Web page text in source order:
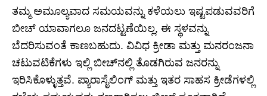
ತಮ್ಮ ಅಮೂಲ್ಯವಾದ ಸಮಯವನ್ನು ಕಳೆಯಲು ಇಷ್ಟಪಡುವವರಿಗೆ
ಬೀಚ್ ಯಾವಾಗಲೂ ಜನದಟ್ಟಣೆಯಿಲ್ಲ, ಈ ಸ್ಥಳವನ್ನು
ಬೆದರಿಸುವಂತೆ ಕಾಣಬಹುದು. ವಿವಿಧ ಕ್ರೀಡಾ ಮತ್ತು ಮನರಂಜನಾ
ಚಟುವಟಿಕೆಗಳು ಇಲ್ಲಿ ಬೀಚ್‌ನಲ್ಲಿ ತೊಡಗಿರುವ ಜನರನ್ನು
ಇರಿಸಿಕೊಳ್ಳುತ್ತವೆ. ಪ್ಯಾರಾಸೈಲಿಂಗ್ ಮತ್ತು ಇತರ ಸಾಹಸ ಕ್ರೀಡೆಗಳಲ್ಲಿ